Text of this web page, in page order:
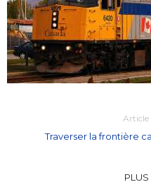
Article
Traverser la frontière